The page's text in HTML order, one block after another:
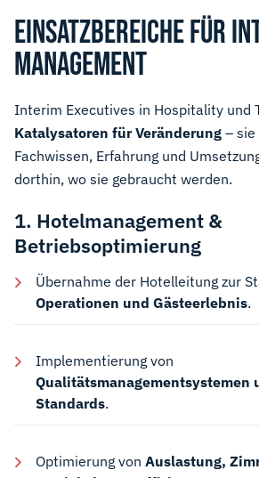
EINSATZBEREICHE FÜR
MANAGEMENT
Interim Executives in Hospitality und
Katalysatoren für Veränderung – sie
Fachwissen, Erfahrung und
dorthin, wo sie gebraucht werden.
1. Hotelmanagement &
Betriebsoptimierung
Übernahme der Hotelleitung zur
Operationen und Gästeerlebnis.
Implementierung von
Qualitätsmanagementsystemen
Standards.
Optimierung von Auslastung,